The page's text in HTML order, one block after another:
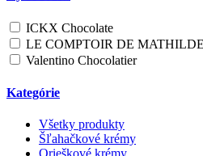
ICKX Chocolate
LE COMPTOIR DE MATHILDE
Valentino Chocolatier
Kategórie
Všetky produkty
Šľahačkové krémy
Orieškové krémy